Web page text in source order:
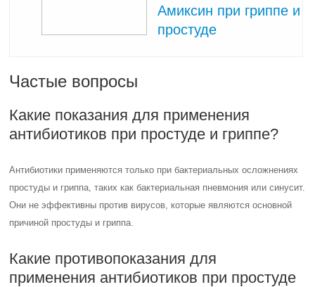
Амиксин при гриппе и
простуде
Частые вопросы
Какие показания для применения
антибиотиков при простуде и гриппе?
Антибиотики применяются только при бактериальных осложнениях
простуды и гриппа, таких как бактериальная пневмония или синусит.
Они не эффективны против вирусов, которые являются основной
причиной простуды и гриппа.
Какие противопоказания для
применения антибиотиков при простуде